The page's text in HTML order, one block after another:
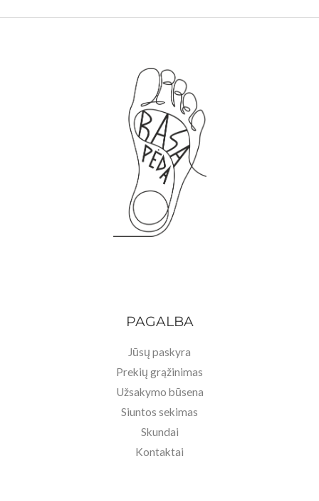
PAGALBA
Jūsų paskyra
Prekių grąžinimas
Užsakymo būsena
Siuntos sekimas
Skundai
Kontaktai